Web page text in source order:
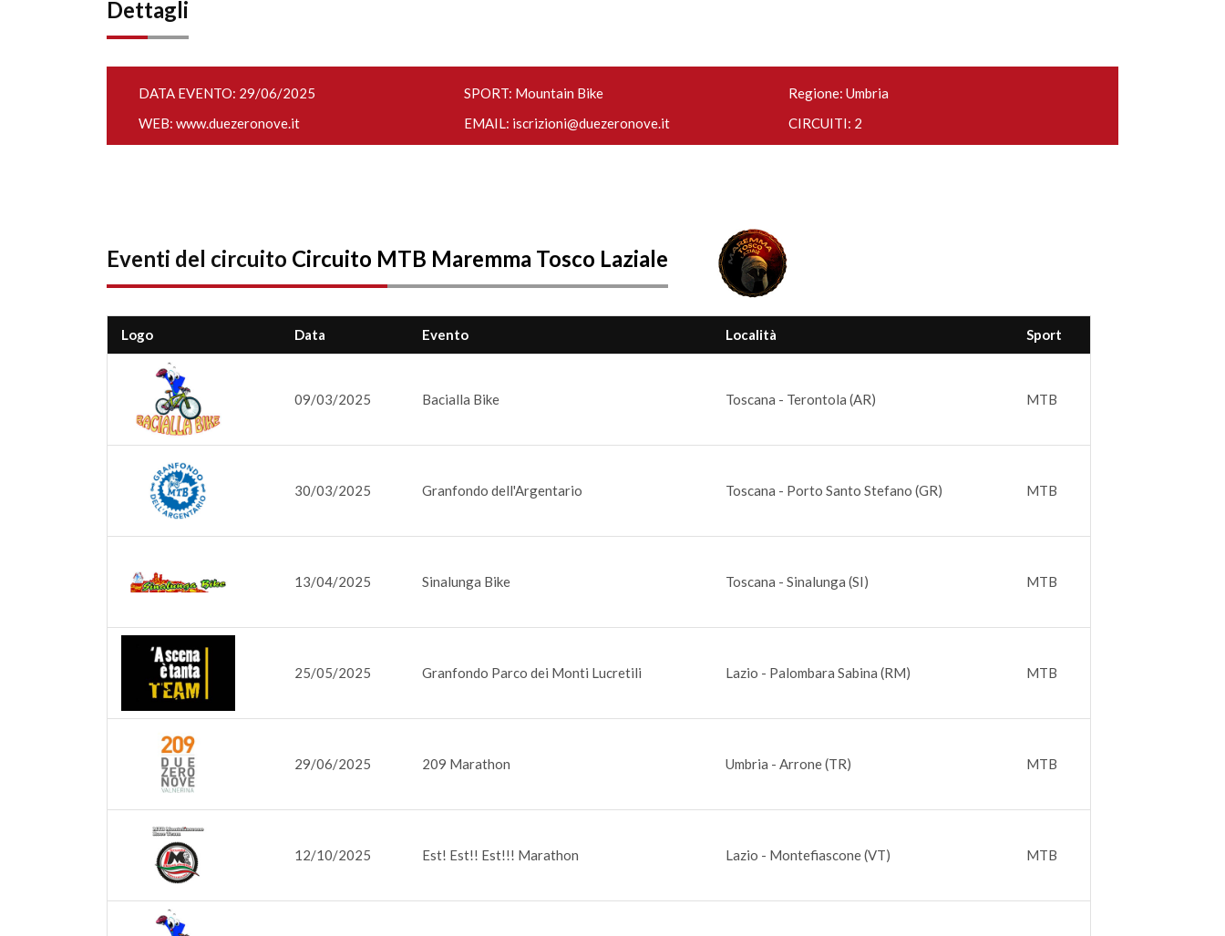
Dettagli
DATA EVENTO: 29/06/2025 SPORT: Mountain Bike
Regione: Umbria
WEB: www.duezeronove.it EMAIL: iscrizioni@duezeronove.it CIRCUITI: 2
Eventi del circuito Circuito MTB Maremma Tosco Laziale
Logo Data Evento Località Sport
09/03/2025 Bacialla Bike Toscana - Terontola (AR) MTB
30/03/2025 Granfondo dell'Argentario Toscana - Porto Santo Stefano (GR) MTB
13/04/2025 Sinalunga Bike Toscana - Sinalunga (SI) MTB
25/05/2025 Granfondo Parco dei Monti Lucretili Lazio - Palombara Sabina (RM) MTB
29/06/2025 209 Marathon Umbria - Arrone (TR) MTB
12/10/2025 Est! Est!! Est!!! Marathon Lazio - Montefiascone (VT) MTB